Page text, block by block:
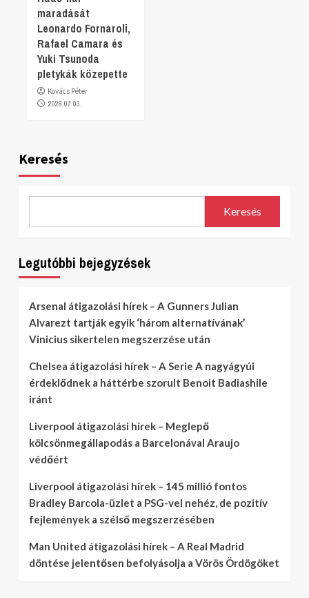
maradását
Leonardo Fornaroli,
Rafael Camara és
Yuki Tsunoda
pletykák közepette
Kovács Péter
2026.07.03.
Keresés
Keresés
Legutóbbi bejegyzések
Arsenal átigazolási hírek – A Gunners Julian
Alvarezt tartják egyik ‘három alternatívának’
Vinicius sikertelen megszerzése után
Chelsea átigazolási hírek – A Serie A nagyágyúi
érdeklődnek a háttérbe szorult Benoit Badiashile
iránt
Liverpool átigazolási hírek – Meglepő
kölcsönmegállapodás a Barcelonával Araujo
védőért
Liverpool átigazolási hírek – 145 millió fontos
Bradley Barcola-üzlet a PSG-vel nehéz, de pozitív
fejlemények a szélső megszerzésében
Man United átigazolási hírek – A Real Madrid
döntése jelentősen befolyásolja a Vörös Ördögöket